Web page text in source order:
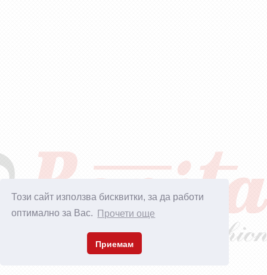
Този сайт използва бисквитки, за да работи
оптимално за Вас.
Прочети още
Приемам